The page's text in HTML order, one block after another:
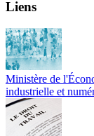
Liens
Ministère de
industrielle et